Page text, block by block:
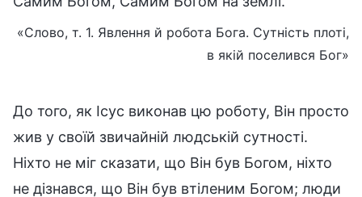
«Слово, т. 1. Явлення й робота Бога. Сутність плоті,
в якій поселився Бог»
До того, як Ісус виконав цю роботу, Він просто
жив у своїй звичайній людській сутності.
Ніхто не міг сказати, що Він був Богом, ніхто
не дізнався, що Він був втіленим Богом; люди